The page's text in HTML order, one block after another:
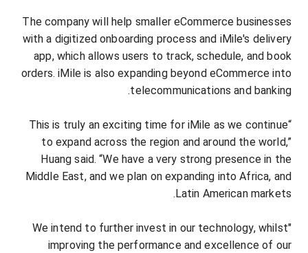
The company will help smaller eCommerce businesses
with a digitized onboarding process and iMile's delivery
app, which allows users to track, schedule, and book
orders. iMile is also expanding beyond eCommerce into
telecommunications and banking.
“This is truly an exciting time for iMile as we continue
to expand across the region and around the world,”
Huang said. “We have a very strong presence in the
Middle East, and we plan on expanding into Africa, and
Latin American markets.
"We intend to further invest in our technology, whilst
improving the performance and excellence of our